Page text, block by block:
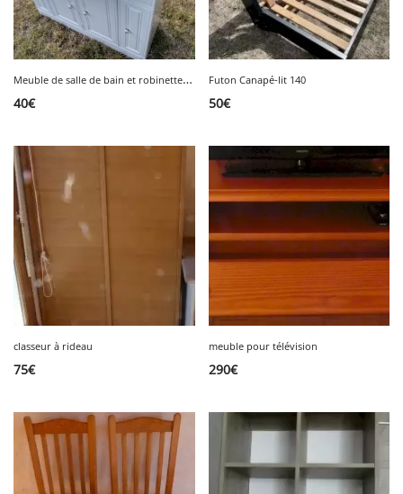
M
euble de salle de bain et robinetterie
40€
Futon Canapé-lit 140
50€
classeur à rideau
75€
meuble pour télévision
290€